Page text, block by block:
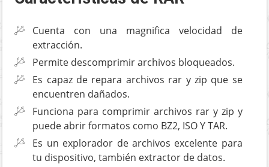
Cuenta con una magnifica velocidad de
extracción.
Permite descomprimir archivos bloqueados.
Es capaz de repara archivos rar y zip que se
encuentren dañados.
Funciona para comprimir archivos rar y zip y
puede abrir formatos como BZ2, ISO Y TAR.
Es un explorador de archivos excelente para
tu dispositivo, también extractor de datos.